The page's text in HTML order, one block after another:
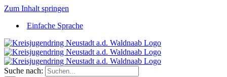
Zum Inhalt springen
Einfache Sprache
Suche nach: